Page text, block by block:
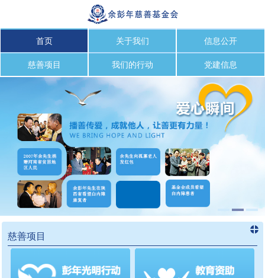
首页 关于我们 信息公开
慈善项目 我们的行动 党建信息
慈善项目
进入慈